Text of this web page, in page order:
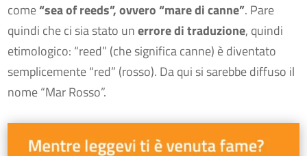
come“sea of reeds”, ovvero “mare di canne”. Pare
quindi che ci sia stato unerrore di traduzione, quindi
etimologico: “reed” (che significa canne) è diventato
semplicemente “red” (rosso). Da qui si sarebbe diffuso il
nome “Mar Rosso”.